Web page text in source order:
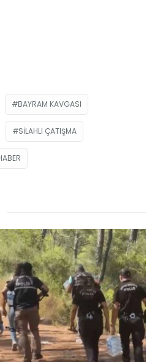
BAYRAM KAVGASI
SILAHLI ÇATIŞMA